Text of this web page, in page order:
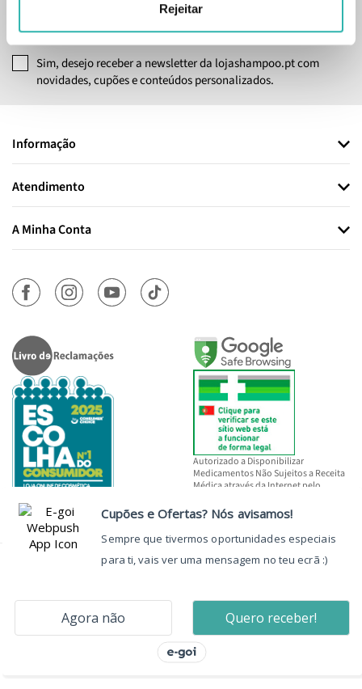
Rejeitar
Sim, desejo receber a newsletter da lojashampoo.pt com
novidades, cupões e conteúdos personalizados.
Informação
Atendimento
A Minha Conta
Autorizado a Disponibilizar
Medicamentos Não Sujeitos a Receita
Médica através da Internet pelo